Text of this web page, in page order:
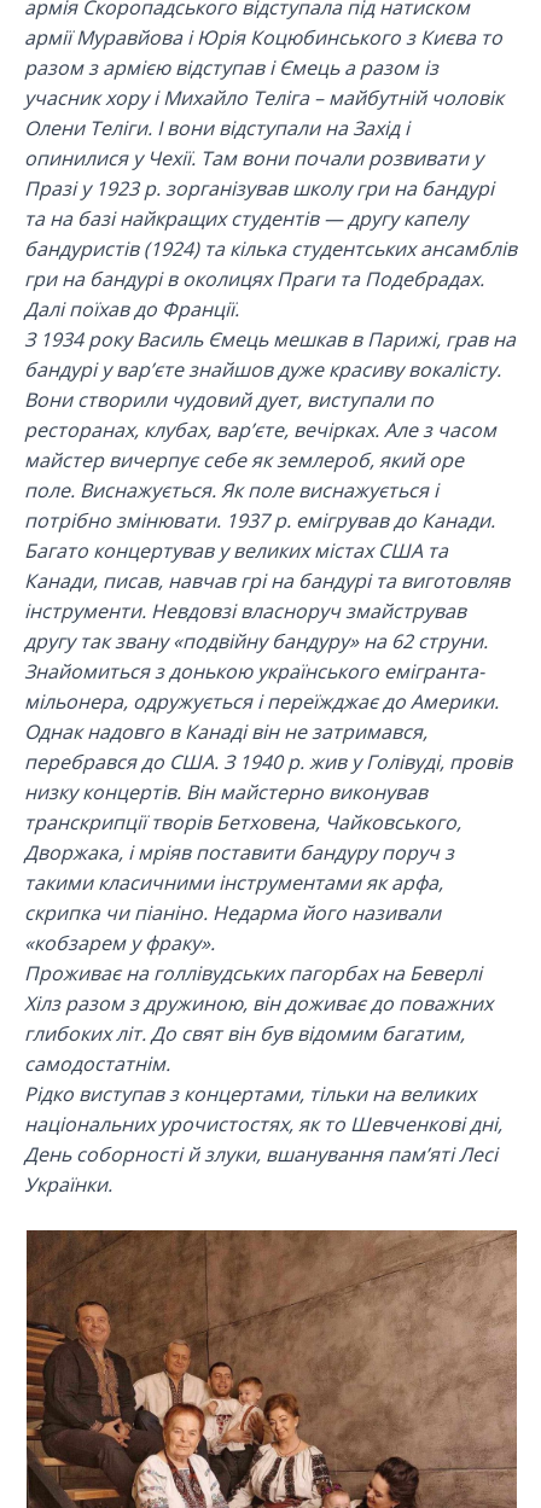
армія Скоропадського відступала під натиском
армії Муравйова і Юрія Коцюбинського з Києва то
разом з армією відступав і Ємець а разом із
учасник хору і Михайло Теліга – майбутній чоловік
Олени Теліги. І вони відступали на Захід і
опинилися у Чехії. Там вони почали розвивати у
Празі у 1923 р. зорганізував школу гри на бандурі
та на базі найкращих студентів — другу капелу
бандуристів (1924) та кілька студентських ансамблів
гри на бандурі в околицях Праги та Подебрадах.
Далі поїхав до Франції.
З 1934 року Василь Ємець мешкав в Парижі, грав на
бандурі у вар’єте знайшов дуже красиву вокалісту.
Вони створили чудовий дует, виступали по
ресторанах, клубах, вар’єте, вечірках. Але з часом
майстер вичерпує себе як землероб, який оре
поле. Виснажується. Як поле виснажується і
потрібно змінювати. 1937 р. емігрував до Канади.
Багато концертував у великих містах США та
Канади, писав, навчав грі на бандурі та виготовляв
інструменти. Невдовзі власноруч змайстрував
другу так звану «подвійну бандуру» на 62 струни.
Знайомиться з донькою українського емігранта-
мільонера, одружується і переїжджає до Америки.
Однак надовго в Канаді він не затримався,
перебрався до США. З 1940 р. жив у Голівуді, провів
низку концертів. Він майстерно виконував
транскрипції творів Бетховена, Чайковського,
Дворжака, і мріяв поставити бандуру поруч з
такими класичними інструментами як арфа,
скрипка чи піаніно. Недарма його називали
«кобзарем у фраку».
Проживає на голлівудських пагорбах на Беверлі
Хілз разом з дружиною, він доживає до поважних
глибоких літ. До свят він був відомим багатим,
самодостатнім.
Рідко виступав з концертами, тільки на великих
національних урочистостях, як то Шевченкові дні,
День соборності й злуки, вшанування пам’яті Лесі
Українки.